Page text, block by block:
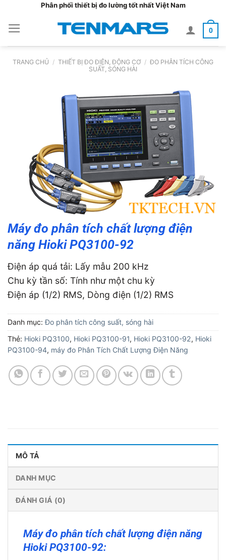
nội
dung
Phân phối thiết bị đo lường tốt nhất Việt Nam
0
TRANG CHỦ / THIẾT BỊ ĐO ĐIỆN, ĐỘNG CƠ / ĐO PHÂN TÍCH CÔNG
SUẤT, SÓNG HÀI
Máy đo phân tích chất lượng điện
năng Hioki PQ3100-92
Điện áp quá tải: Lấy mẫu 200 kHz
Chu kỳ tần số: Tính như một chu kỳ
Điện áp (1/2) RMS, Dòng điện (1/2) RMS
Danh mục:Đo phân tích công suất, sóng hài
Thẻ: Hioki PQ3100, Hioki PQ3100-91, Hioki PQ3100-92, Hioki
PQ3100-94, máy đo Phân Tích Chất Lượng Điện Năng
MÔ TẢ
DANH MỤC
ĐÁNH GIÁ (0)
Máy đo phân tích chất lượng điện năng
Hioki PQ3100-92: